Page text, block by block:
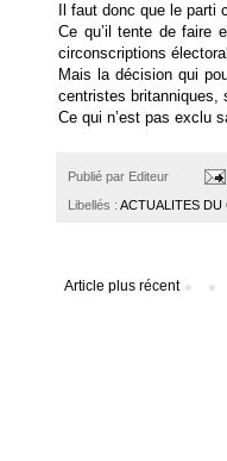
Il faut donc que le
Ce qu’il tente de faire
circonscriptions
Mais la décision qui
centristes britanniques,
Ce qui n’est pas exclu
Publié par Editeur
Libellés : ACTUALITES DU
Article plus récent